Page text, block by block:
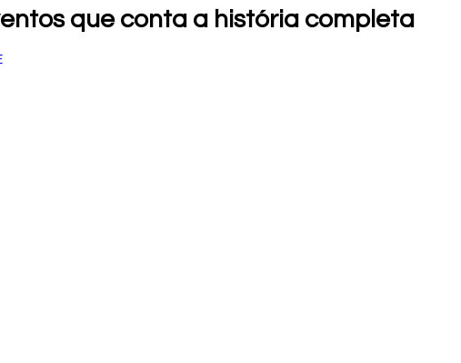
que conta a história completa